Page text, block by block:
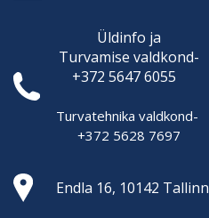
Üldinfo ja
Turvamise valdkond-
+372 5647 6055
Turvatehnika valdkond-
+372 5628 7697
Endla 16, 10142 Tallinn